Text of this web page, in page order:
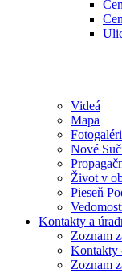
Videá
Mapa
Nové
Život v
Pieseň
Kontakty a
Zoznam
Kontakty
Zoznam